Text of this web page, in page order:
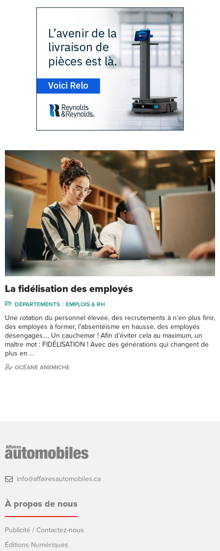
La fidélisation des employés
DÉPARTEMENTS EMPLOIS & RH
Une rotation du personnel élevée, des recrutements à n’en plus finir,
des employés à former, l’absentéisme en hausse, des employés
désengagés…. Un cauchemar ! Afin d’éviter cela au maximum, un
maître mot : FIDÉLISATION ! Avec des générations qui changent de
plus en …
OCÉANE ANEMICHE
info@affairesautomobiles.ca
À propos de nous
Publicité / Contactez-nous
Éditions Numériques